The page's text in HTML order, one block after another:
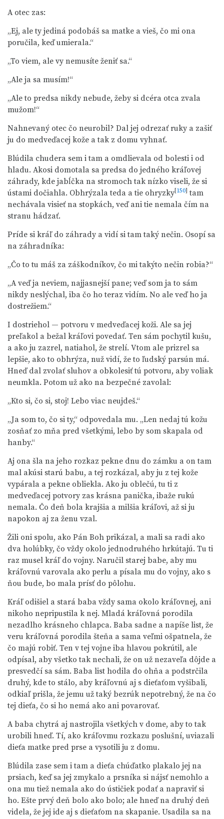
A otec zas:
„Ej, ale ty jediná podobáš sa matke a vieš, čo mi ona
poručila, keď umierala.“
„To viem, ale vy nemusíte ženiť sa.“
„Ale ja sa musím!“
„Ale to predsa nikdy nebude, žeby si dcéra otca zvala
mužom!“
Nahnevaný otec čo neurobil? Dal jej odrezať ruky a zašiť
ju do medveďacej kože a tak z domu vyhnať.
Blúdila chudera sem i tam a omdlievala od bolesti i od
hladu. Akosi domotala sa predsa do jedného kráľovej
záhrady, kde jabĺčka na stromoch tak nízko viseli, že si
ústami dočiahla. Obhrýzala teda a tie ohryzky[150] tam
nechávala visieť na stopkách, veď ani tie nemala čím na
stranu hádzať.
Príde si kráľ do záhrady a vidí si tam taký nečin. Osopí sa
na záhradníka:
„Čo to tu máš za záškodníkov, čo mi takýto nečin robia?“
„A veď ja neviem, najjasnejší pane; veď som ja to sám
nikdy neslýchal, iba čo ho teraz vidím. No ale veď ho ja
dostrežiem.“
I dostriehol — potvoru v medveďacej koži. Ale sa jej
preľakol a bežal kráľovi povedať. Ten sám pochytil kušu,
a ako ju zazrel, natiahol, že strelí. Vtom ale prizrel sa
lepšie, ako to obhrýza, nuž vidí, že to ľudský parsún má.
Hneď dal zvolať sluhov a obkolesiť tú potvoru, aby voliak
neumkla. Potom už ako na bezpečné zavolal:
„Kto si, čo si, stoj! Lebo viac neujdeš.“
„Ja som to, čo si ty,“ odpovedala mu. „Len nedaj tú kožu
zosňať zo mňa pred všetkými, lebo by som skapala od
hanby.“
Aj ona šla na jeho rozkaz pekne dnu do zámku a on tam
mal akúsi starú babu, a tej rozkázal, aby ju z tej kože
vypárala a pekne obliekla. Ako ju oblečú, tu ti z
medveďacej potvory zas krásna panička, ibaže rukú
nemala. Čo deň bola krajšia a milšia kráľovi, až si ju
napokon aj za ženu vzal.
Žili oni spolu, ako Pán Boh prikázal, a mali sa radi ako
dva holúbky, čo vždy okolo jednodruhého hrkútajú. Tu ti
raz musel kráľ do vojny. Naručil starej babe, aby mu
kráľovnú varovala ako perlu a písala mu do vojny, ako s
ňou bude, bo mala prísť do pôlohu.
Kráľ odišiel a stará baba vždy sama okolo kráľovnej, ani
nikoho nepripustila k nej. Mladá kráľovná porodila
nezadlho krásneho chlapca. Baba sadne a napíše list, že
veru kráľovná porodila šteňa a sama veľmi ošpatnela, že
čo majú robiť. Ten v tej vojne iba hlavou pokrútil, ale
odpísal, aby všetko tak nechali, že on už nezaveľa dôjde a
presvedčí sa sám. Baba list hodila do ohňa a podstrčila
druhý, kde to stálo, aby kráľovnú aj s dieťaťom vyšibali,
odkiaľ prišla, že jemu už taký bezrúk nepotrebný, že na čo
tej dieťa, čo si ho nemá ako ani povarovať.
A baba chytrá aj nastrojila všetkých v dome, aby to tak
urobili hneď. Tí, ako kráľovmu rozkazu poslušní, uviazali
dieťa matke pred prse a vysotili ju z domu.
Blúdila zase sem i tam a dieťa chúďatko plakalo jej na
prsiach, keď sa jej zmykalo a prsníka si nájsť nemohlo a
ona mu tiež nemala ako do ústičiek podať a napraviť si
ho. Ešte prvý deň bolo ako bolo; ale hneď na druhý deň
videla, že jej ide aj s dieťaťom na skapanie. Usadila sa na